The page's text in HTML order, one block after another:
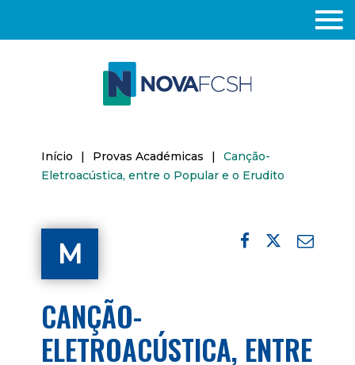
Início | Provas Académicas |
Canção-
Eletroacústica, entre o Popular e o Erudito
M
CANÇÃO-
ELETROACÚSTICA, ENTRE